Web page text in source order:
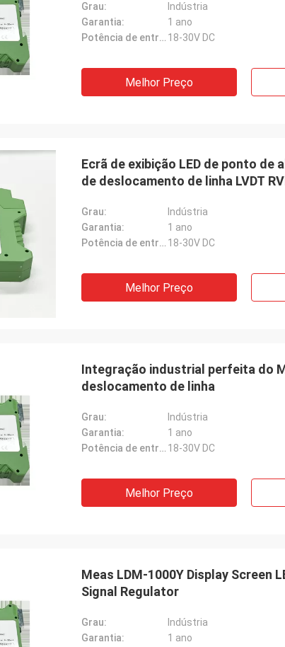
Grau:
Indústria
Garantia:
1 ano
Potência de entrada: 18-30V DC
Melhor Preço
Ecrã de exibição LED de ponto de
de deslocamento de linha LVDT
Grau:
Indústria
Garantia:
1 ano
Potência de entrada: 18-30V DC
Melhor Preço
Integração industrial perfeita do
deslocamento de linha
Grau:
Indústria
Garantia:
1 ano
Potência de entrada: 18-30V DC
Melhor Preço
Meas LDM-1000Y Display Screen
Signal Regulator
Grau:
Indústria
Garantia:
1 ano